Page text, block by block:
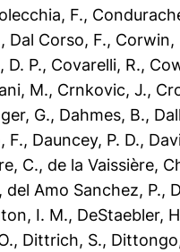
F.,
, Dal Corso, F., Corwin,
D. P., Covarelli, R.,
M., Crnkovic, J.,
G., Dahmes, B.,
F., Dauncey, P. D.,
C., de la Vaissière,
, del Amo Sanchez, P.,
I. M., DeStaebler,
, Dittrich, S.,